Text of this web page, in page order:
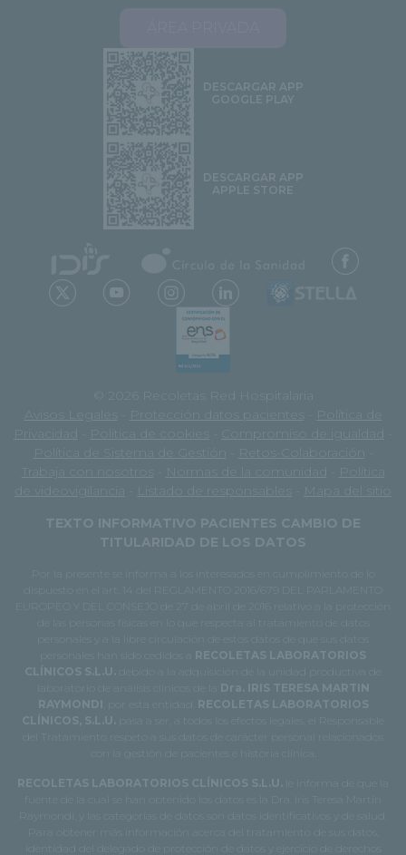
DESCARGAR APP
GOOGLE PLAY
DESCARGAR APP
APPLE STORE
© 2026 Recoletas Red Hospitalaria
Avisos Legales
Protección datos pacientes
Política de
Privacidad
Política de cookies Compromiso de igualdad
Política de Sistema de Gestión
Retos-Colaboración
Trabaja con nosotros
Normas de la comunidad
Política
de videovigilancia
Listado de responsables
Mapa del sitio
TEXTO INFORMATIVO PACIENTES CAMBIO DE
TITULARIDAD DE LOS DATOS
Por la presente se informa a los interesados en cumplimiento de lo
dispuesto en el art. 14 del REGLAMENTO 2016/679 DEL PARLAMENTO
EUROPEO Y DEL CONSEJO de 27 de abril de 2016 relativo a la protección
de las personas físicas en lo que respecta al tratamiento de datos
personales y a la libre circulación de estos datos de que sus datos
RECOLETAS LABORATORIOS
CLÍNICOS S.L.U.
debido a la adquisición de la unidad productiva de
laboratorio de análisis clínicos de la Dra. IRIS TERESA MARTIN
RAYMONDI , por esta entidad. RECOLETAS LABORATORIOS
CLÍNICOS, S.L.U.
pasa a ser, a todos los efectos legales, el Responsable
del Tratamiento respeto a sus datos de carácter personal relacionados
con la gestión de pacientes e historia clínica.
RECOLETAS LABORATORIOS CLÍNICOS S.L.U.
le informa de que la
fuente de la cual se han obtenido los datos es la Dra. Iris Teresa Martín
Raymondi, y las categorías de datos son datos identificativos y de salud.
Para obtener más información acerca del tratamiento de sus datos,
identidad del delegado de protección de datos y ejercicio de derechos